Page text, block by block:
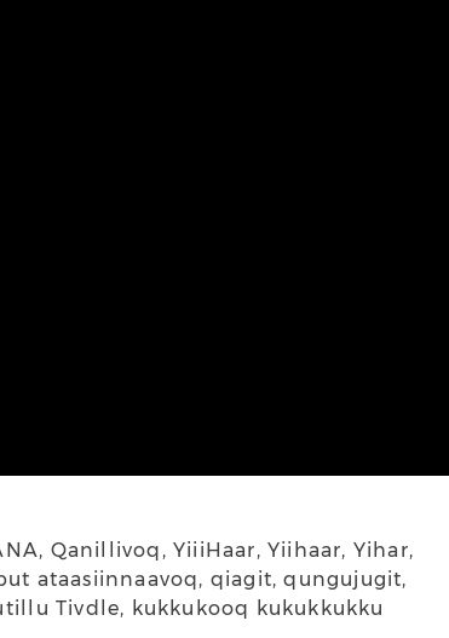
Qanillivoq, YiiiHaar, Yiihaar, Yihar,
ataasiinnaavoq, qiagit, qungujugit,
Tivdle, kukkukooq kukukkukku